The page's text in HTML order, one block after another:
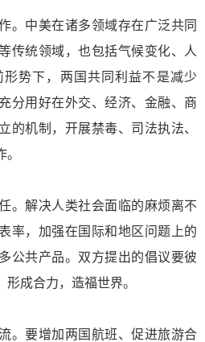
中美在诸多领域存在广泛共同
传统领域，也包括气候变化、人
势下，两国共同利益不是减少
分用好在外交、经济、金融、商
的机制，开展禁毒、司法执法、
解决人类社会面临的麻烦离不
率，加强在国际和地区问题上的
公共产品。双方提出的倡议要彼
成合力，造福世界。
要增加两国航班、促进旅游合